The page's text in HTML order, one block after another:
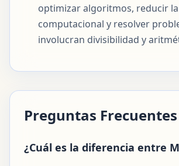
optimizar algoritmos, reducir
computacional y resolver
involucran divisibilidad y
Preguntas Frecuentes
¿Cuál es la diferencia entre